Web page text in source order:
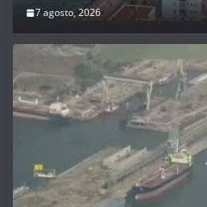
7 agosto, 2026